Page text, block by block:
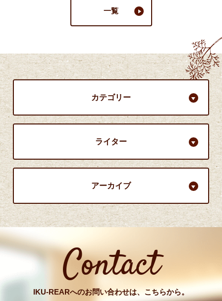
一覧
カテゴリー
ライター
アーカイブ
Contact
IKU-REARへのお問い合わせは、こちらから。